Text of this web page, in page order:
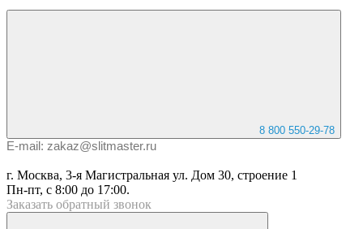
8 800 550-29-78
E-mail: zakaz@slitmaster.ru
г. Москва, 3-я Магистральная ул. Дом 30, строение 1
Пн-пт, с 8:00 до 17:00.
Заказать обратный звонок